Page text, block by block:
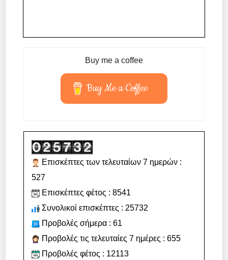
Buy me a coffee
Buy Me a Coffee
Επισκέπτες των τελευταίων 7 ημερών :
527
Επισκέπτες φέτος : 8541
Συνολικοί επισκέπτες : 25732
Προβολές σήμερα : 61
Προβολές τις τελευταίες 7 ημέρες : 655
Προβολές φέτος : 12113